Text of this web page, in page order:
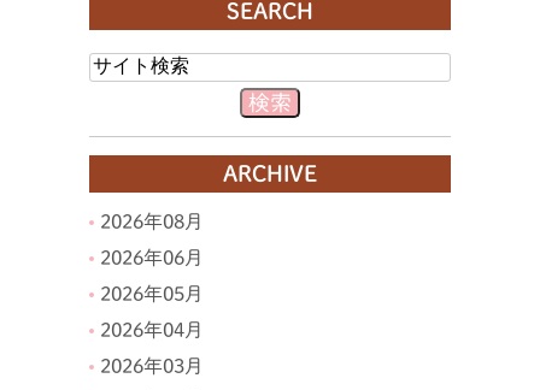
SEARCH
ARCHIVE
2026年08月
2026年06月
2026年05月
2026年04月
2026年03月